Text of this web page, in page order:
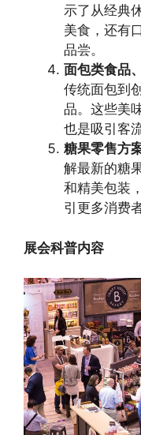
示了从经典
美食，还有
品尝。
面包类食品
传统面包到
品。这些美
也是吸引客
糖果零售方
解最新的糖
和精美包装
引更多消费者
展会科普内容